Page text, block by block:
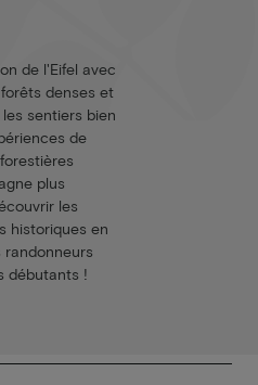
de l'Eifel avec
denses et
sentiers bien
de
plus
les
historiques en
débutants !